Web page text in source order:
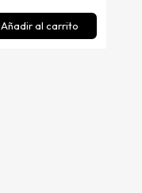
Añadir al carrito